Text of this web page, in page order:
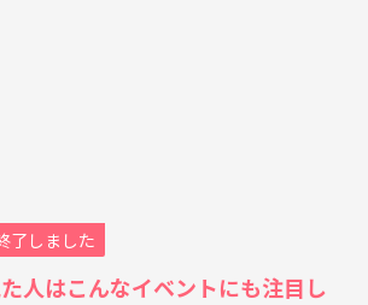
了しました
人はこんなイベントにも注目し